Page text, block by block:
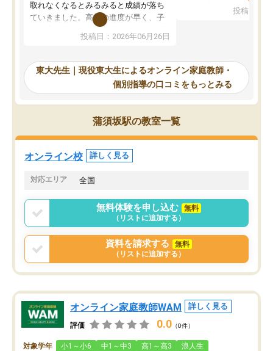
取れなくなるとみるみると成績が落ち
ていきました。高校の進度が早く、子
供も家に帰って勉強の話すると嫌な反
応を示します。東大先生にお願いして
れるので、親としても安心です。毎日
使える自習室とかもあり、わからない
ところがあれば先生が回答してくれる
のも重宝しています。
投稿日：2026年06月26日
で、当初は模試でD判定
自習室が毎日使えていつ
るのが心強かったよう
謝です。
投稿日：
東大先生｜現役東大生によるオンライン家庭教師・
個別指導の口コミをもっとみる
蒲須坂駅の教室一覧
オンライン校 詳しく見る
対応エリア 全国
無料体験を申し込む
無料
（リストに追加する）
資料を請求する
無料
（リストに追加する）
オンライン家庭教師WAM 詳しく見る
評価 0.0 （0件）
対象学年 小1～小6 中1～中3 高1～高3 浪人生